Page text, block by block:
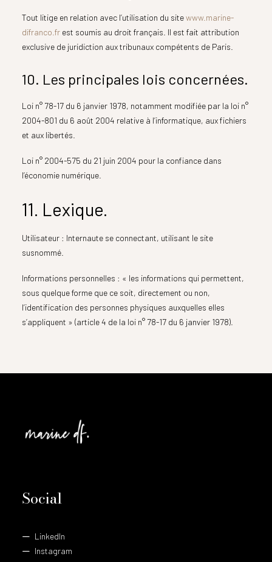
Tout litige en relation avec l’utilisation du sitewww.marine-
difranco.fr est soumis au droit français. Il est fait attribution
exclusive de juridiction aux tribunaux compétents de Paris.
10. Les principales lois concernées.
Loi n° 78-17 du 6 janvier 1978, notamment modifiée par la loi n°
2004-801 du 6 août 2004 relative à l’informatique, aux fichiers
et aux libertés.
Loi n° 2004-575 du 21 juin 2004 pour la confiance dans
l’économie numérique.
11. Lexique.
Utilisateur : Internaute se connectant, utilisant le site
susnommé.
Informations personnelles : « les informations qui permettent,
sous quelque forme que ce soit, directement ou non,
l’identification des personnes physiques auxquelles elles
s’appliquent » (article 4 de la loi n° 78-17 du 6 janvier 1978).
Social
LinkedIn
Instagram